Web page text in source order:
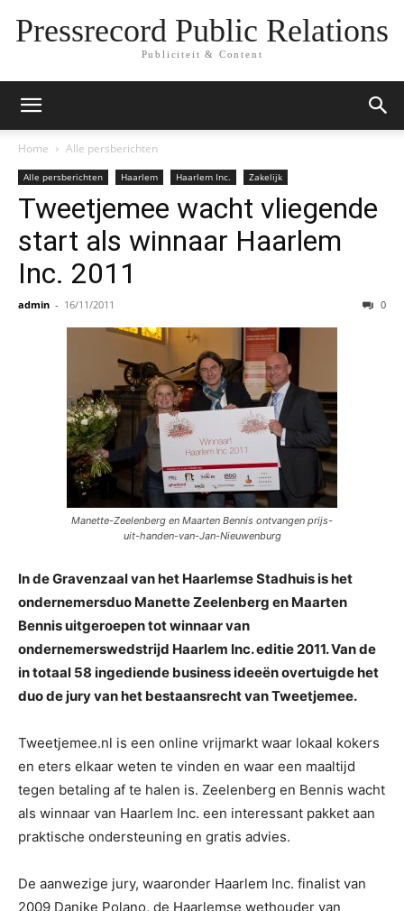
Pressrecord Public Relations
Publiciteit & Content
Home Alle persberichten
Alle persberichten Haarlem Haarlem Inc. Zakelijk
Tweetjemee wacht vliegende
start als winnaar Haarlem
Inc. 2011
admin - 16/11/2011 0
Manette-Zeelenberg en Maarten Bennis ontvangen prijs-
uit-handen-van-Jan-Nieuwenburg
In de Gravenzaal van het Haarlemse Stadhuis is het
ondernemersduo Manette Zeelenberg en Maarten
Bennis uitgeroepen tot winnaar van
ondernemerswedstrijd Haarlem Inc. editie 2011. Van de
in totaal 58 ingediende business ideeën overtuigde het
duo de jury van het bestaansrecht van Tweetjemee.
Tweetjemee.nl is een online vrijmarkt waar lokaal kokers
en eters elkaar weten te vinden en waar een maaltijd
tegen betaling af te halen is. Zeelenberg en Bennis wacht
als winnaar van Haarlem Inc. een interessant pakket aan
praktische ondersteuning en gratis advies.
De aanwezige jury, waaronder Haarlem Inc. finalist van
2009 Danike Polano, de Haarlemse wethouder van